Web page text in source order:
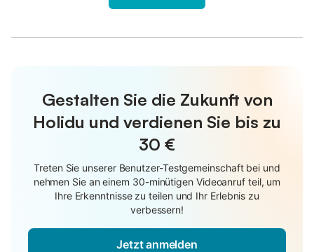
Gestalten Sie die Zukunft von
Holidu und verdienen Sie bis zu
30 €
Treten Sie unserer Benutzer-Testgemeinschaft bei und
nehmen Sie an einem 30-minütigen Videoanruf teil, um
Ihre Erkenntnisse zu teilen und Ihr Erlebnis zu
verbessern!
Jetzt anmelden